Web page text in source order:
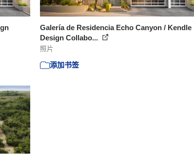
Galería de Residencia Echo Canyon / Kendle
Design Collabo...
照片
添加书签